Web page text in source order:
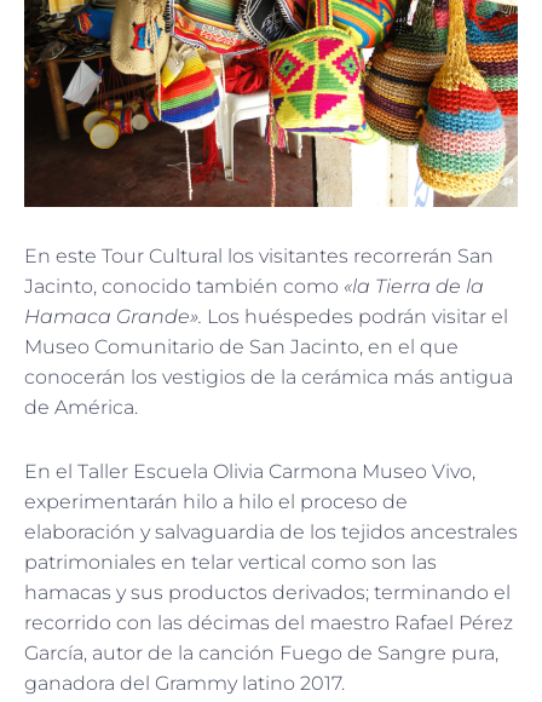
En este Tour Cultural los visitantes recorrerán San
Jacinto, conocido también como «la Tierra de la
Hamaca Grande». Los huéspedes podrán visitar el
Museo Comunitario de San Jacinto, en el que
conocerán los vestigios de la cerámica más antigua
de América.
En el Taller Escuela Olivia Carmona Museo Vivo,
experimentarán hilo a hilo el proceso de
elaboración y salvaguardia de los tejidos ancestrales
patrimoniales en telar vertical como son las
hamacas y sus productos derivados; terminando el
recorrido con las décimas del maestro Rafael Pérez
García, autor de la canción Fuego de Sangre pura,
ganadora del Grammy latino 2017.